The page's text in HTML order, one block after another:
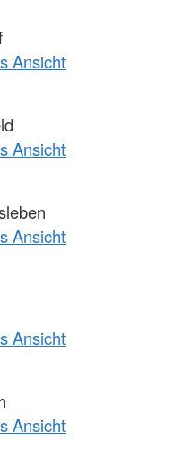
Ansicht
Ansicht
Ansicht
Ansicht
Ansicht